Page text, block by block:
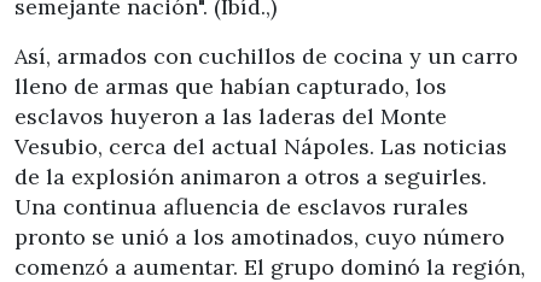
semejante nación". (Ibíd.,)
Así, armados con cuchillos de cocina y un carro
lleno de armas que habían capturado, los
esclavos huyeron a las laderas del Monte
Vesubio, cerca del actual Nápoles. Las noticias
de la explosión animaron a otros a seguirles.
Una continua afluencia de esclavos rurales
pronto se unió a los amotinados, cuyo número
comenzó a aumentar. El grupo dominó la región,